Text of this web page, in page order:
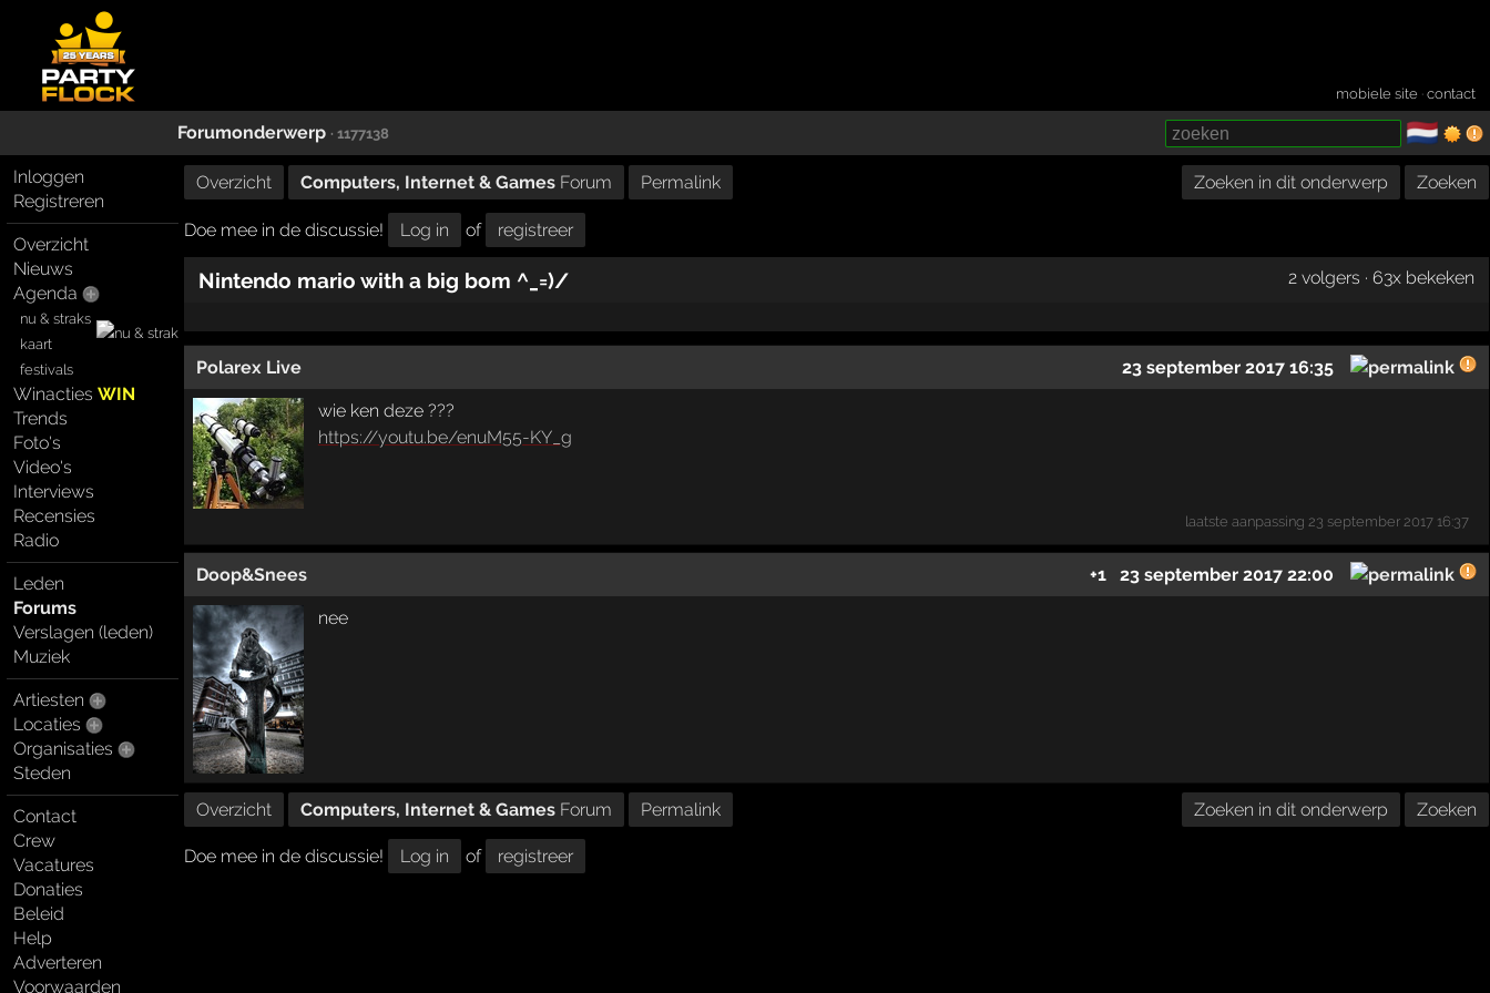
mobiele site ·contact
Forumonderwerp · 1177138 🇳🇱
Inloggen
Registreren
Overzicht
Nieuws
Agenda
nu & straks
kaart
festivals
WinactiesWIN
Trends
Foto's
Video's
Interviews
Recensies
Radio
Leden
Forums
Verslagen (leden)
Muziek
Artiesten
Locaties
Organisaties
Steden
Contact
Crew
Vacatures
Donaties
Beleid
Help
Adverteren
Voorwaarden
Overzicht Computers, Internet & Games Forum Permalink Zoeken in dit onderwerp Zoeken
Doe mee in de discussie! Log in of registreer
Nintendo mario with a big bom ^_=)/ 2 volgers · 63x bekeken
Polarex Live 23 september 2017 16:35
wie ken deze ???
https://youtu.be/enuM55-KY_g
laatste aanpassing 23 september 2017 16:37
Doop&Snees +1 23 september 2017 22:00
nee
Overzicht Computers, Internet & Games Forum Permalink Zoeken in dit onderwerp Zoeken
Doe mee in de discussie! Log in of registreer